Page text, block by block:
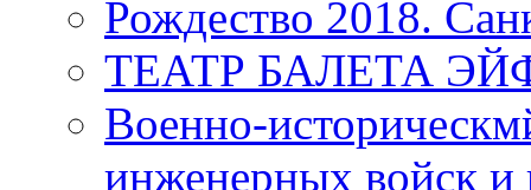
Рождество 2018.
ТЕАТР БАЛЕТА
Военно-
инженерных войск и